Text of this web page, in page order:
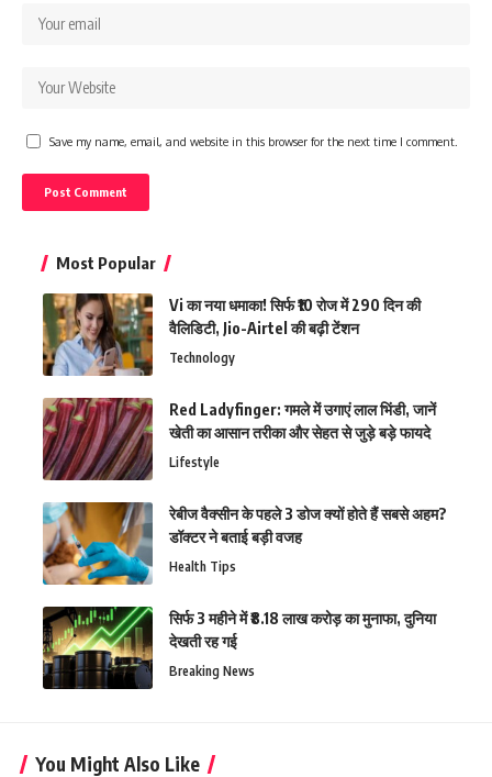
Save my name, email, and website in this browser for the next time I comment.
Most Popular
Vi का नया धमाका! सिर्फ ₹10 रोज में 290 दिन की
वैलिडिटी, Jio-Airtel की बढ़ी टेंशन
Technology
Red Ladyfinger: गमले में उगाएं लाल भिंडी, जानें
खेती का आसान तरीका और सेहत से जुड़े बड़े फायदे
Lifestyle
रेबीज वैक्सीन के पहले 3 डोज क्यों होते हैं सबसे अहम?
डॉक्टर ने बताई बड़ी वजह
Health Tips
सिर्फ 3 महीने में ₹8.18 लाख करोड़ का मुनाफा, दुनिया
देखती रह गई
Breaking News
You Might Also Like